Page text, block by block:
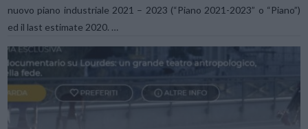
nuovo piano industriale 2021 – 2023 (“Piano 2021-2023” o “Piano”)
ed il last estimate 2020. …